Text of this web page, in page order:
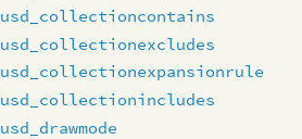
usd_collectioncontains
usd_collectionexcludes
usd_collectionexpansionrule
usd_collectionincludes
usd_drawmode